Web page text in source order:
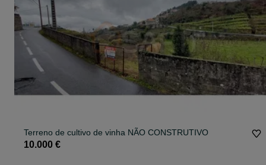
Terreno de cultivo de vinha NÃO CONSTRUTIVO
10.000 €